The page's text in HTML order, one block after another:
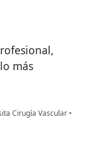
más
Cirugía Vascular •